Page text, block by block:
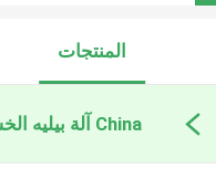
المنتجات
China آلة بيليه الخشب الكتلة الحيوية